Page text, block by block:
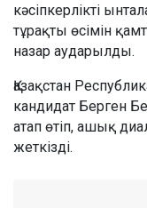
кәсіпкерлікті
тұрақты өсімін
назар аударылды.
Қазақстан
кандидат Берген
атап өтіп, ашық
жеткізді.